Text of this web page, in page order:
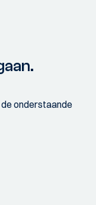
onderstaande